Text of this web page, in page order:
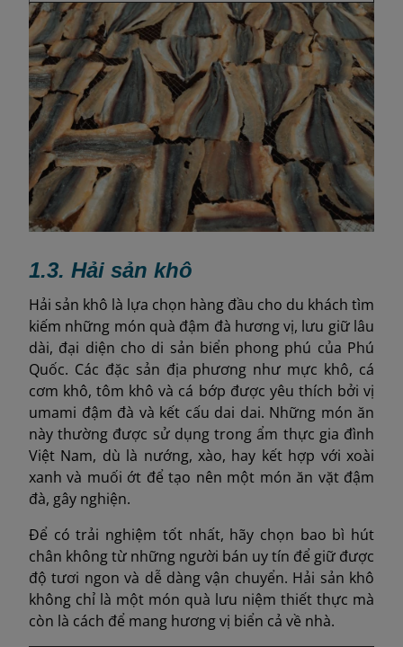
1.3. Hải sản khô
Hải sản khô là lựa chọn hàng đầu cho du khách tìm
kiếm những món quà đậm đà hương vị, lưu giữ lâu
dài, đại diện cho di sản biển phong phú của Phú
Quốc. Các đặc sản địa phương như mực khô, cá
cơm khô, tôm khô và cá bớp được yêu thích bởi vị
umami đậm đà và kết cấu dai dai. Những món ăn
này thường được sử dụng trong ẩm thực gia đình
Việt Nam, dù là nướng, xào, hay kết hợp với xoài
xanh và muối ớt để tạo nên một món ăn vặt đậm
đà, gây nghiện.
Để có trải nghiệm tốt nhất, hãy chọn bao bì hút
chân không từ những người bán uy tín để giữ được
độ tươi ngon và dễ dàng vận chuyển. Hải sản khô
không chỉ là một món quà lưu niệm thiết thực mà
còn là cách để mang hương vị biển cả về nhà.